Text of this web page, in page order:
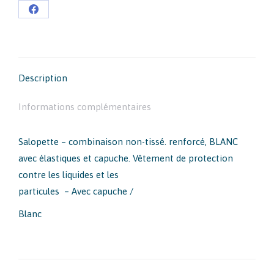
Partager
Description
Informations complémentaires
Salopette – combinaison non-tissé. renforcé, BLANC
avec élastiques et capuche. Vêtement de protection
contre les liquides et les
particules – Avec capuche /
Blanc